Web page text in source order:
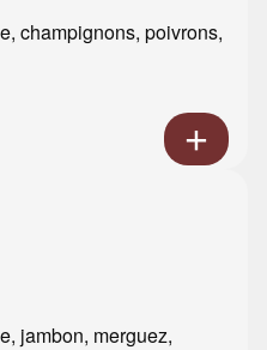
champignons, poivrons,
jambon, merguez,